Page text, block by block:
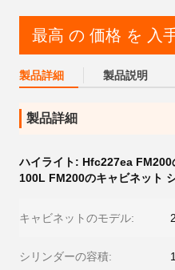
最高 の 価格 を 入
製品詳細 製品説明
製品詳細
ハイライト: Hfc227ea FM200
100L FM200のキャビネット
キャビネットのモデル:
シリンダーの容積: